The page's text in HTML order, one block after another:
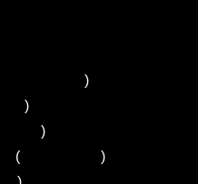
)
)
)
(
)